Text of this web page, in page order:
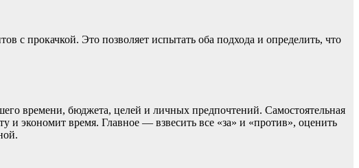
с прокачкой. Это позволяет испытать оба подхода и определить, что
времени, бюджета, целей и личных предпочтений. Самостоятельная
и экономит время. Главное — взвесить все «за» и «против», оценить